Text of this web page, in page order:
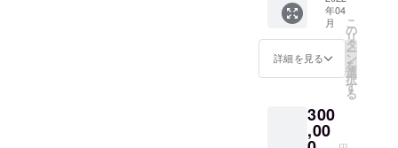
キャン
セル・
ノー
：
100％」
ていた
だきま
す。 ※
させて
いただ
きます
順）。
※予約時
ポリ
シーは
日】ま
でにな
りま
ご予約
は21年3
を開始
させて
飲み物
飲み放
題。温
泉入り
モバイ
ルバッ
テリー
トを人
数分お
買い求
めくだ
ご利用
の方
が、人
約が取
りづら
いゴー
ルデン
ウィー
クに、
UL
GARDE
Nの宿泊
年04
月
詳細を見る
こ
の
リ
タ
ー
ン
を
選
択
す
る
300
,00